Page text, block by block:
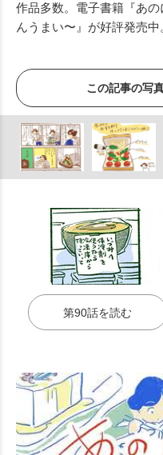
作品多数。電子書籍『あ
んうまい〜』が好評発売中
この記事の写
第90話を読む